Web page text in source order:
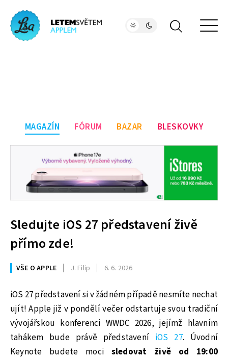
MAGAZÍN FÓRUM BAZAR BLESKOVKY
Sledujte iOS 27 představení živě
přímo zde!
VŠE O APPLE J. Filip 6. 6. 2026
iOS 27 představení si v žádném případě nesmíte nechat
ujít! Apple již v pondělí večer odstartuje svou tradiční
vývojářskou konferenci WWDC 2026, jejímž hlavním
tahákem bude právě představení iOS 27. Úvodní
Keynote budete moci sledovat živě od 19:00